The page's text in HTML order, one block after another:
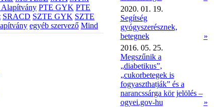
Alapítvány PTE GYK PTE
SRACD SZTE GYK SZTE
egyéb szervező Mind
2020. 01. 19.
Segítség
gyógyszerésznek,
betegnek
»
2016. 05. 25.
Megszűnik a
„diabetikus”,
„cukorbetegek is
fogyaszthatják” és a
narancssárga kör jelölés –
ogyei.gov-hu
»